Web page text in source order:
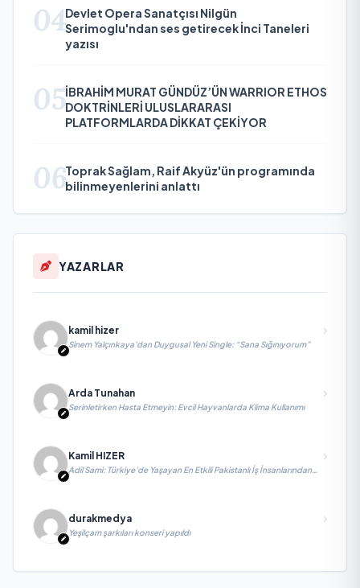
04Devlet Opera Sanatçısı Nilgün
Serimoglu'ndan ses getirecek İnci Taneleri
yazısı
05İBRAHİM MURAT GÜNDÜZ’ÜN WARRIOR ETHOS
DOKTRİNLERİ ULUSLARARASI
PLATFORMLARDA DİKKAT ÇEKİYOR
06Toprak Sağlam, Raif Akyüz'ün programında
bilinmeyenlerini anlattı
YAZARLAR
kamil hizer
Sinem Yalçınkaya’dan Duygusal Yeni Single: “Sana Sığınıyorum”
Arda Tunahan
Serinletirken Hasta Etmeyin: Evcil Hayvanlarda Klima Kullanımı
Kamil HIZER
Adil Sami: Türkiye’de Yaşayan En Etkili Pakistanlı İş İnsanlarından
durakmedya
Yeşilçam şarkıları konseri yapıldı